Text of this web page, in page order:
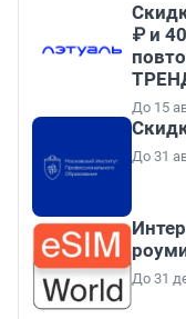
₽ и
До 15
До 31
До 31